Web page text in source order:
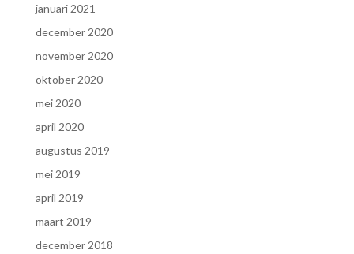
januari 2021
december 2020
november 2020
oktober 2020
mei 2020
april 2020
augustus 2019
mei 2019
april 2019
maart 2019
december 2018